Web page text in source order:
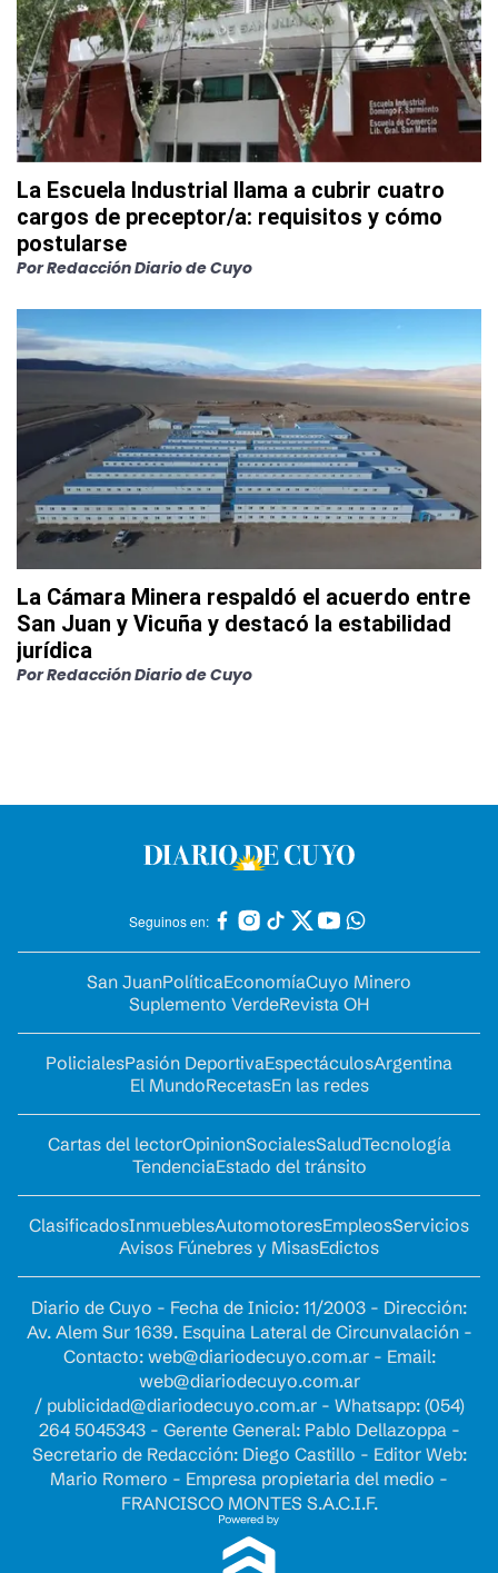
La Escuela Industrial llama a cubrir cuatro
cargos de preceptor/a: requisitos y cómo
postularse
PorRedacción Diario de Cuyo
La Cámara Minera respaldó el acuerdo entre
San Juan y Vicuña y destacó la estabilidad
jurídica
PorRedacción Diario de Cuyo
Seguinos en:
San JuanPolíticaEconomíaCuyo Minero
Suplemento VerdeRevista OH
PolicialesPasión DeportivaEspectáculosArgentina
El MundoRecetasEn las redes
Cartas del lectorOpinionSocialesSaludTecnología
TendenciaEstado del tránsito
ClasificadosInmueblesAutomotoresEmpleosServicios
Avisos Fúnebres y MisasEdictos
Diario de Cuyo - Fecha de Inicio: 11/2003 - Dirección:
Av. Alem Sur 1639. Esquina Lateral de Circunvalación -
Contacto: web@diariodecuyo.com.ar- Email:
web@diariodecuyo.com.ar
/ publicidad@diariodecuyo.com.ar- Whatsapp: (054)
264 5045343 - Gerente General: Pablo Dellazoppa -
Secretario de Redacción: Diego Castillo - Editor Web:
Mario Romero - Empresa propietaria del medio -
FRANCISCO MONTES S.A.C.I.F.